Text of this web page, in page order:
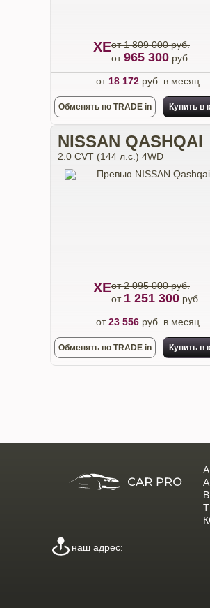
XEот 1 809 000 руб.
от965 300 руб.
от 18 172руб. в месяц
Обменять по TRADE in Купить в
NISSAN QASHQAI
2.0 CVT (144 л.с.) 4WD
XEот 2 095 000 руб.
от 1 251 300 руб.
от23 556руб. в месяц
Обменять по TRADE in Купить в
наш адрес: